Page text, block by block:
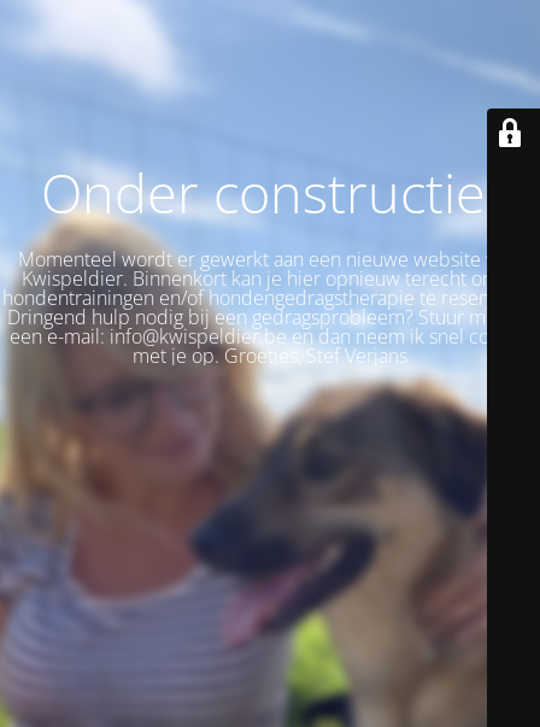
Onder constructie!
Momenteel wordt er gewerkt aan een nieuwe website voor
Kwispeldier. Binnenkort kan je hier opnieuw terecht om je
hondentrainingen en/of hondengedragstherapie te reserveren.
Dringend hulp nodig bij een gedragsprobleem? Stuur me dan
een e-mail: info@kwispeldier.be en dan neem ik snel contact
met je op. Groetjes, Stef Verjans